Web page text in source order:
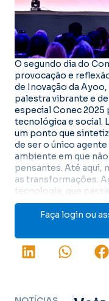
O segundo dia do
provocação e
de Inovação da
palestra vibrante e
especial Conec 2025
tecnológica e social.
um ponto que
de ser o único
ambiente em que
pensantes. Até aqui,
as transformações.
tecnologia, que passa
Faça login ou